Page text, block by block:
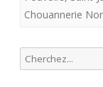
de
Chouannerie
Recherche
pour: